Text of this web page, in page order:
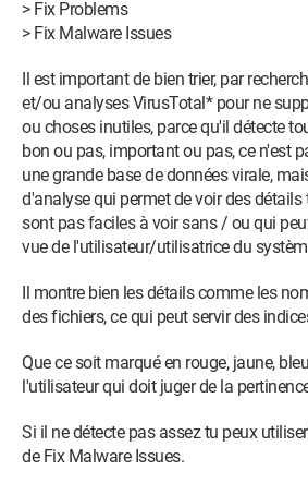
> Fix Problems
> Fix Malware Issues
Il est important de bien trier, par
et/ou analyses VirusTotal* pour ne
ou choses inutiles, parce qu'il détecte
bon ou pas, important ou pas, ce n'est
une grande base de données virale,
d'analyse qui permet de voir des détails
sont pas faciles à voir sans / ou qui
vue de l'utilisateur/utilisatrice du
Il montre bien les détails comme les
des fichiers, ce qui peut servir des
Que ce soit marqué en rouge, jaune,
l'utilisateur qui doit juger de la
Si il ne détecte pas assez tu peux
de Fix Malware Issues.